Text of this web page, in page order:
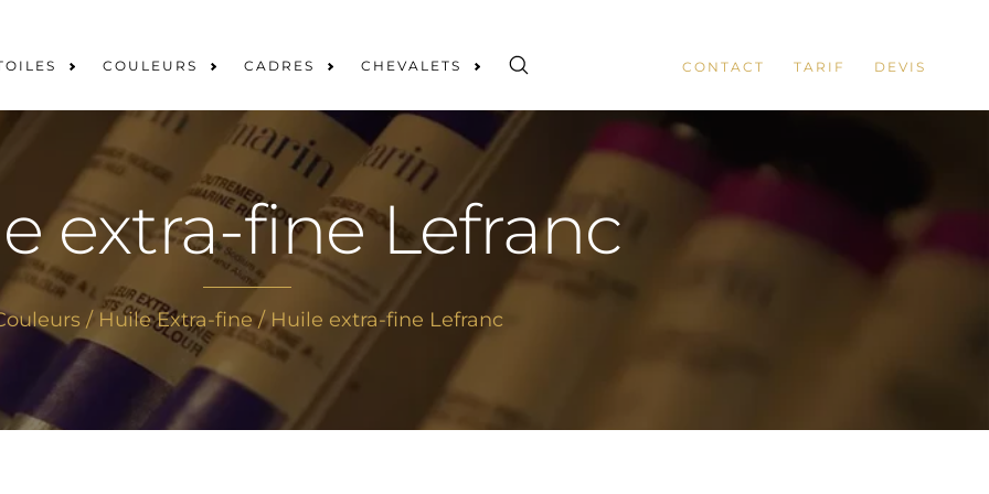
COULEURS CADRES CHEVALETS CONTACT TARIF DEVIS
extra-fine Lefranc
/ Huile Extra-fine/ Huile extra-fine Lefranc